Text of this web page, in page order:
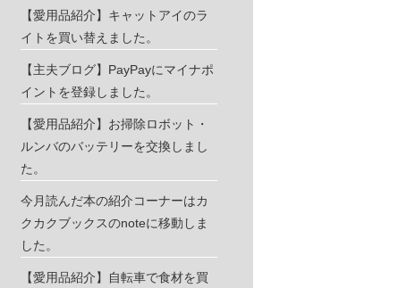
【愛用品紹介】キャットアイのラ
イトを買い替えました。
【主夫ブログ】PayPayにマイナポ
イントを登録しました。
【愛用品紹介】お掃除ロボット・
ルンバのバッテリーを交換しまし
た。
今月読んだ本の紹介コーナーはカ
クカクブックスのnoteに移動しま
した。
【愛用品紹介】自転車で食材を買